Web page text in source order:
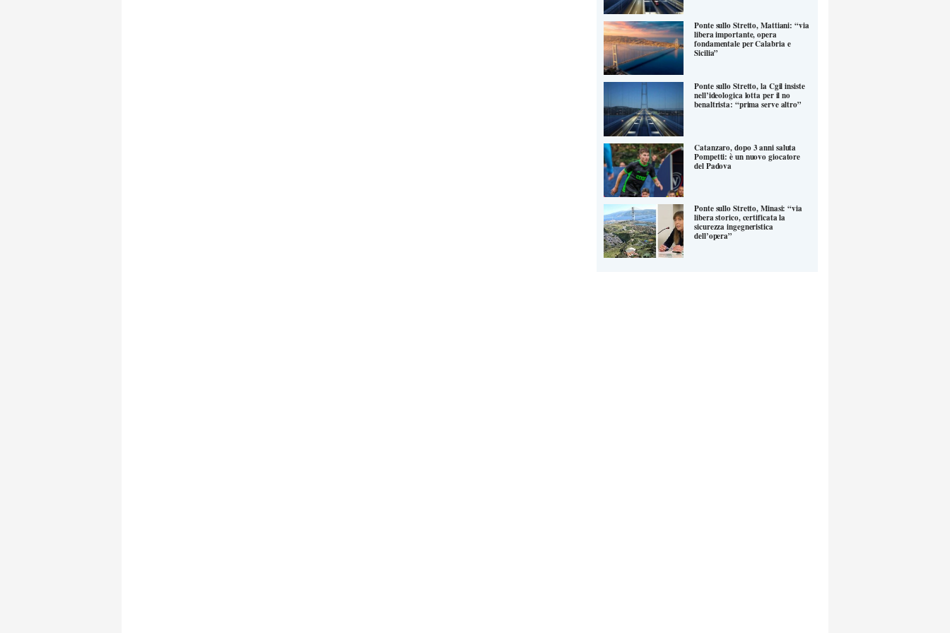
Ponte sullo Stretto, Mattiani: “via
libera importante, opera
fondamentale per Calabria e
Sicilia”
Ponte sullo Stretto, la Cgil insiste
nell’ideologica lotta per il no
benaltrista: “prima serve altro”
Catanzaro, dopo 3 anni saluta
Pompetti: è un nuovo giocatore
del Padova
Ponte sullo Stretto, Minasi: “via
libera storico, certificata la
sicurezza ingegneristica
dell’opera”